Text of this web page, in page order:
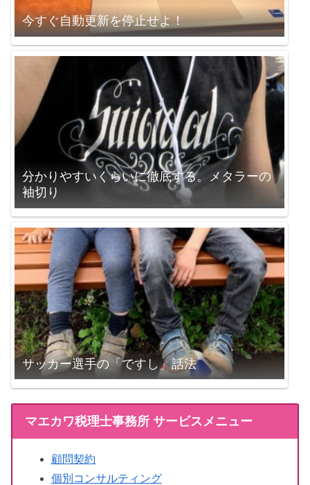
今すぐ自動更新を停止せよ！
分かりやすいくらいに徹底する。メタラーの
袖切り
サッカー選手の「ですし」話法
マエカワ税理士事務所 サービスメニュー
顧問契約
個別コンサルティング